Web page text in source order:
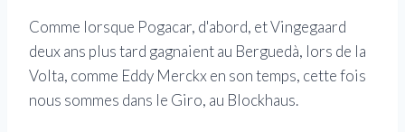
Comme lorsque Pogacar, d'abord, et Vingegaard
deux ans plus tard gagnaient au Berguedà, lors de la
Volta, comme Eddy Merckx en son temps, cette fois
nous sommes dans le Giro, au Blockhaus.